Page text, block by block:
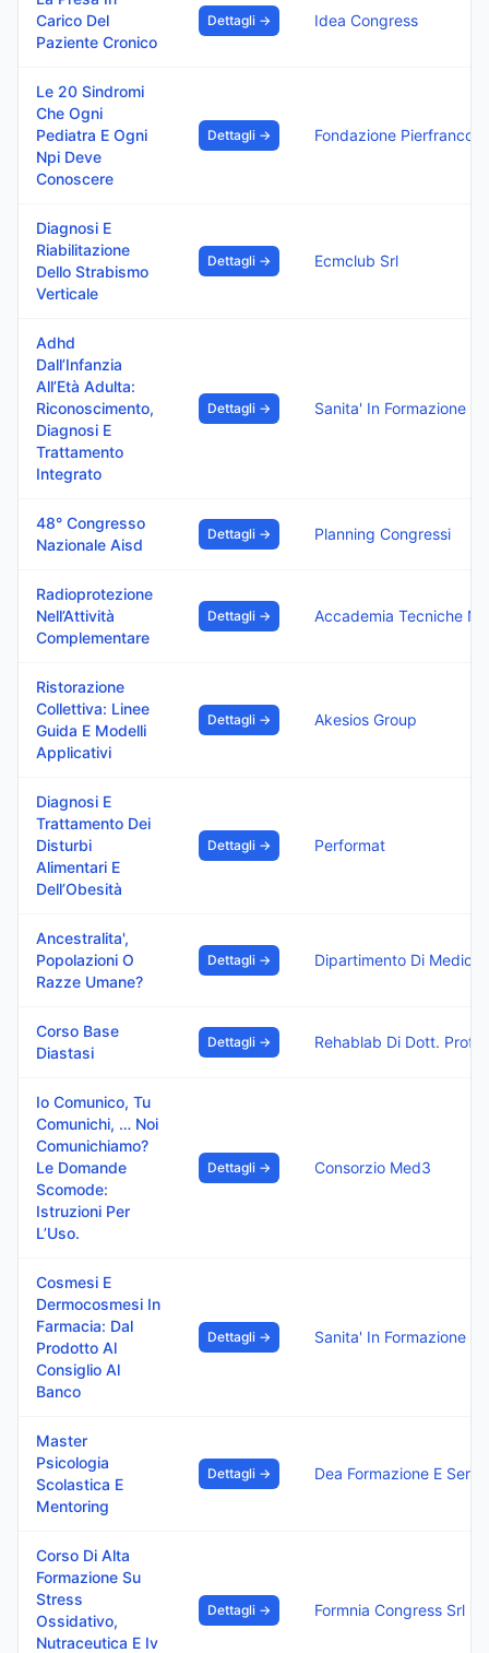
Carico Del
Paziente Cronico
Dettagli → Idea Congress
Le 20 Sindromi
Che Ogni
Pediatra E Ogni
Npi Deve
Conoscere
Dettagli →
Diagnosi E
Riabilitazione
Dello Strabismo
Verticale
Dettagli → Ecmclub Srl
Adhd
Dall’Infanzia
All’Età Adulta:
Riconoscimento,
Diagnosi E
Trattamento
Integrato
Dettagli →
48° Congresso
Nazionale Aisd
Dettagli → Planning Congressi
Radioprotezione
Nell’Attività
Complementare
Dettagli →
Ristorazione
Collettiva: Linee
Guida E Modelli
Applicativi
Dettagli → Akesios Group
Diagnosi E
Trattamento Dei
Disturbi
Alimentari E
Dell’Obesità
Dettagli → Performat
Ancestralita',
Popolazioni O
Razze Umane?
Dettagli →
Corso Base
Diastasi
Dettagli →
Io Comunico, Tu
Comunichi, … Noi
Comunichiamo?
Le Domande
Scomode:
Istruzioni Per
L’Uso.
Dettagli → Consorzio Med3
Cosmesi E
Dermocosmesi In
Farmacia: Dal
Prodotto Al
Consiglio Al
Banco
Dettagli →
Master
Psicologia
Scolastica E
Mentoring
Dettagli → Dea Formazione E
Corso Di Alta
Formazione Su
Stress
Ossidativo,
Nutraceutica E Iv
Dettagli → Formnia Congress Srl